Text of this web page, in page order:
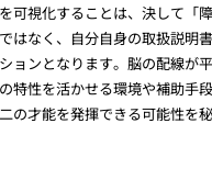
可視化することは、決して「
はなく、自分自身の取扱説明
ョンとなります。脳の配線が
特性を活かせる環境や補助手段
の才能を発揮できる可能性を